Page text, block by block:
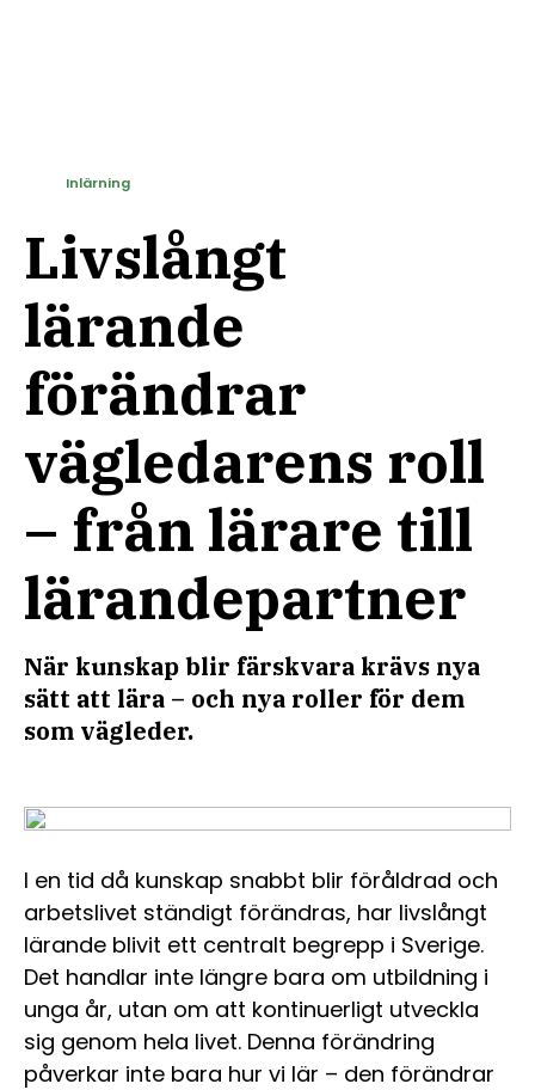
Livslångt
lärande
förändrar
vägledarens roll
– från lärare till
lärandepartner
När kunskap blir färskvara krävs nya
sätt att lära – och nya roller för dem
som vägleder.
Inlärning
I en tid då kunskap snabbt blir föråldrad och
arbetslivet ständigt förändras, har livslångt
lärande blivit ett centralt begrepp i Sverige.
Det handlar inte längre bara om utbildning i
unga år, utan om att kontinuerligt utveckla
sig genom hela livet. Denna förändring
påverkar inte bara hur vi lär – den förändrar